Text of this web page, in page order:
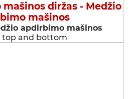
diržas - Medžio
mašinos
apdirbimo mašinos
top and bottom